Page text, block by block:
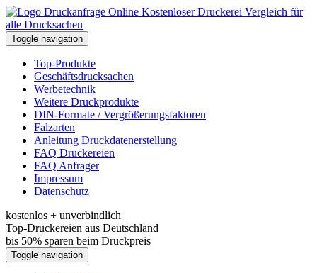
Kostenloser Druckerei Vergleich für
alle Drucksachen
Toggle navigation
Top-Produkte
Geschäftsdrucksachen
Werbetechnik
Weitere Druckprodukte
DIN-Formate / Vergrößerungsfaktoren
Falzarten
Anleitung Druckdatenerstellung
FAQ Druckereien
FAQ Anfrager
Impressum
Datenschutz
kostenlos + unverbindlich
Top-Druckereien aus Deutschland
bis 50% sparen beim Druckpreis
Toggle navigation